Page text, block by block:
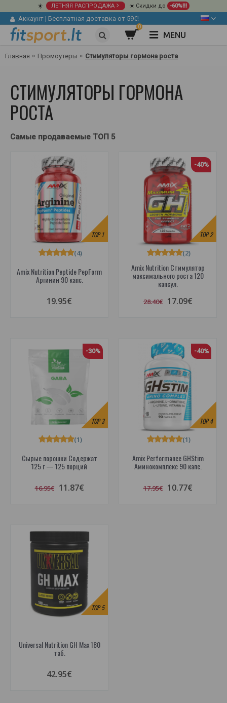
☀️ ЛЕТНЯЯ РАСПРОДАЖА ☀️ Скидки до -60%!!!
Аккаунт | Бесплатная доставка от 59€!
0
MENU
Главная Промоутеры Стимуляторы гормона роста
СТИМУЛЯТОРЫ ГОРМОНА
РОСТА
Самые продаваемые ТОП 5
TOP1
Amix Nutrition Peptide PepForm
Аргинин 90 капс.
(4)
19.95€
TOP2
-40%
Amix Nutrition Стимулятор
максимального роста 120
капсул.
(2)
28.40€ 17.09€
TOP3
-30%
Сырые порошки Содержат
125 г — 125 порций
(1)
16.95€ 11.87€
TOP4
-40%
Amix Performance GHStim
Аминокомплекс 90 капс.
(1)
17.95€ 10.77€
TOP5
Universal Nutrition GH Max 180
таб.
42.95€